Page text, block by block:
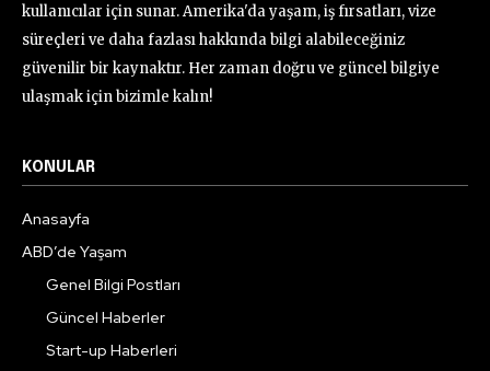
kullanıcılar için sunar. Amerika'da yaşam, iş fırsatları, vize
süreçleri ve daha fazlası hakkında bilgi alabileceğiniz
güvenilir bir kaynaktır. Her zaman doğru ve güncel bilgiye
ulaşmak için bizimle kalın!
KONULAR
Anasayfa
ABD’de Yaşam
Genel Bilgi Postları
Güncel Haberler
Start-up Haberleri